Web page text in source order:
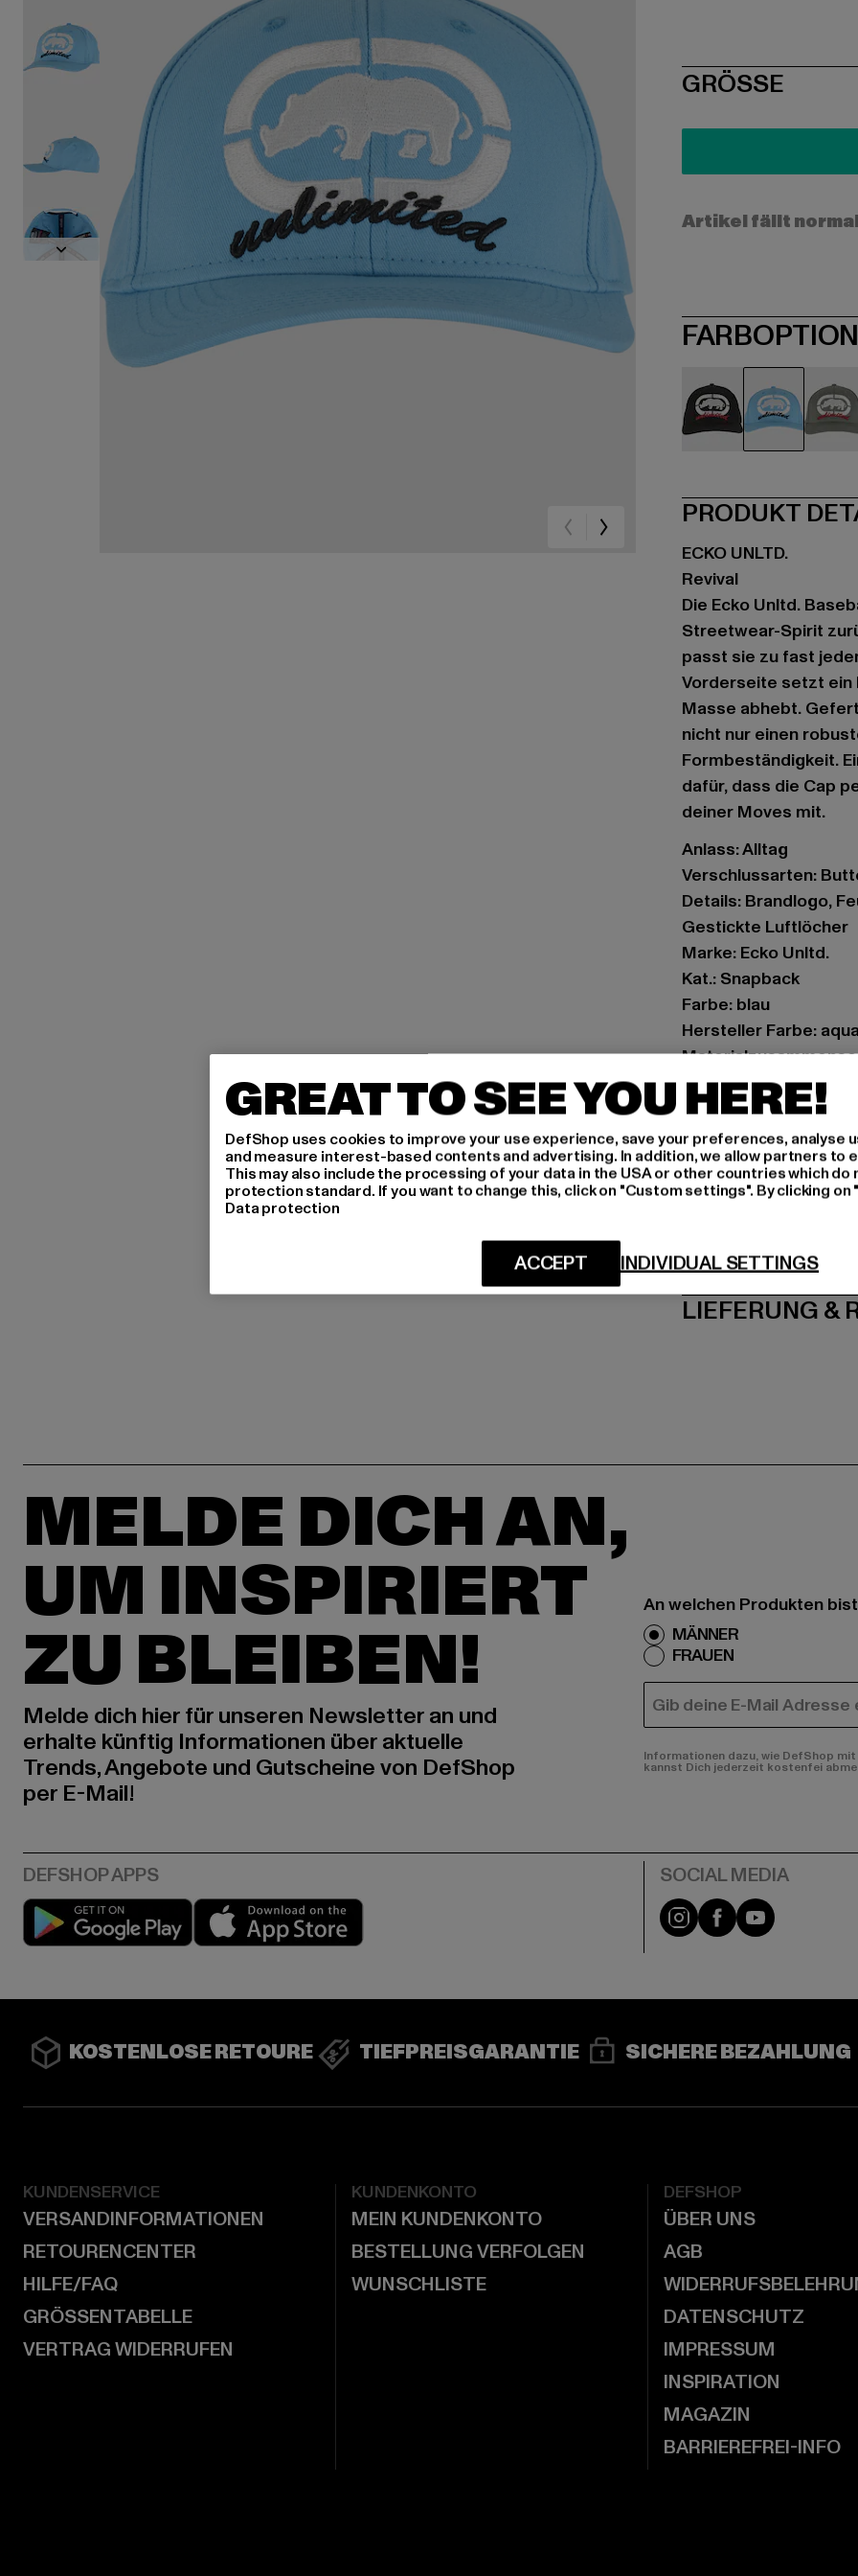
SIZE
GRÖSSE
Artikel fällt
PRODUKT
ECKO UNLTD.
Revival
Die Ecko Unltd.
Streetwear-Spirit
passt sie zu fast
Vorderseite setzt ein
Masse abhebt.
nicht nur einen
Formbeständigkeit.
dafür, dass die Cap
deiner Moves mit.
Anlass: Alltag
Verschlussarten:
Details: Brandlogo,
Gestickte Luftlöcher
Marke: Ecko Unltd.
Kat.: Snapback
Farbe: blau
Hersteller Farbe:
Art.Nr: ECKOCA1037-
Hersteller: TB
Dr.-Robert-Murjahn-
LIEFERUNG &
MELDE DICH AN,
UM INSPIRIERT
ZU BLEIBEN!
Melde dich hier für unseren Newsletter an und
erhalte künftig Informationen über aktuelle
Trends, Angebote und Gutscheine von DefShop
per E-Mail!
An welchen Produkten
MÄNNER
FRAUEN
E-MAIL
Informationen dazu, wie DefShop
kannst Dich jederzeit kostenfei
Play market Instagram
FacebookYouTube
KOSTENLOSE RETOURE TIEFPREISGARANTIE SICHERE BEZAHLUNG
KUNDENSERVICE
VERSANDINFORMATIONEN
RETOURENCENTER
HILFE/FAQ
GRÖSSENTABELLE
VERTRAG WIDERRUFEN
KUNDENKONTO
MEIN KUNDENKONTO
BESTELLUNG VERFOLGEN
WUNSCHLISTE
DEFSHOP
ÜBER UNS
AGB
DATENSCHUTZ
IMPRESSUM
INSPIRATION
MAGAZIN
BARRIEREFREI-INFO
GREAT TO SEE YOU HERE!
DefShop uses cookies to improve your use experience, save your preferences, analyse
and measure interest-based contents and advertising. In addition, we allow partners to
This may also include the processing of your data in the USA or other countries which do
protection standard. If you want to change this, click on "Custom settings". By clicking
Data protection
INDIVIDUAL SETTINGS
ACCEPT